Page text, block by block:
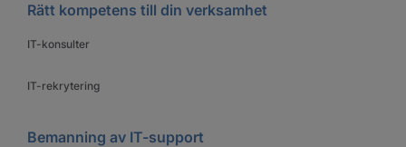
Rätt kompetens till din verksamhet
IT-konsulter
IT-rekrytering
Bemanning av IT-support